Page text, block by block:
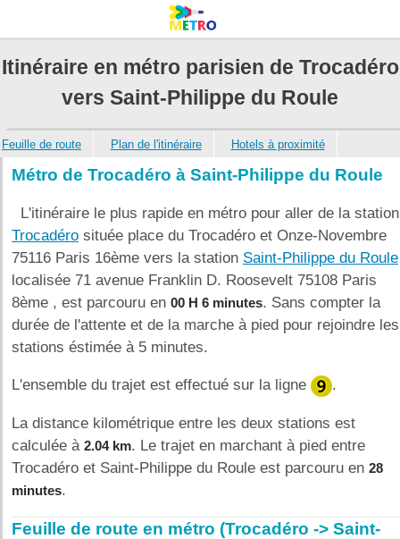
Itinéraire en métro parisien de Trocadéro
vers Saint-Philippe du Roule
Feuille de route Plan de l'itinéraire Hotels à proximité
Métro de Trocadéro à Saint-Philippe du Roule
L'itinéraire le plus rapide en métro pour aller de la station
Trocadéro située place du Trocadéro et Onze-Novembre
75116 Paris 16ème vers la station Saint-Philippe du Roule
localisée 71 avenue Franklin D. Roosevelt 75108 Paris
8ème , est parcouru en 00 H 6 minutes. Sans compter la
durée de l'attente et de la marche à pied pour rejoindre les
stations éstimée à 5 minutes.
L'ensemble du trajet est effectué sur la ligne .
La distance kilométrique entre les deux stations est
calculée à 2.04 km. Le trajet en marchant à pied entre
Trocadéro et Saint-Philippe du Roule est parcouru en 28
minutes.
Feuille de route en métro (Trocadéro -> Saint-